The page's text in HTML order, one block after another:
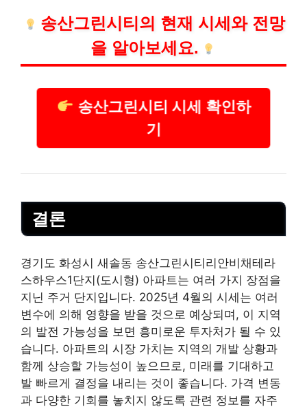
송산그린시티의 현재 시세와 전망
을 알아보세요.
송산그린시티 시세 확인하
기
결론
경기도 화성시 새솔동 송산그린시티리안비채테라
스하우스1단지(도시형) 아파트는 여러 가지 장점을
지닌 주거 단지입니다. 2025년 4월의 시세는 여러
변수에 의해 영향을 받을 것으로 예상되며, 이 지역
의 발전 가능성을 보면 흥미로운 투자처가 될 수 있
습니다. 아파트의 시장 가치는 지역의 개발 상황과
함께 상승할 가능성이 높으므로, 미래를 기대하고
발 빠르게 결정을 내리는 것이 좋습니다. 가격 변동
과 다양한 기회를 놓치지 않도록 관련 정보를 자주